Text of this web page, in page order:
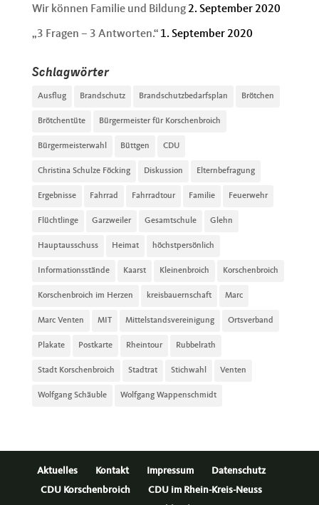
Wir können Familie und Bildung 2. September 2020
„3 Fragen – 3 Antworten.“ 1. September 2020
Schlagwörter
Ausflug Brandschutz Brandschutzbedarfsplan Brötchen
Brötchentüte Bürgermeister für Korschenbroich
Bürgermeisterwahl Büttgen CDU
Christina Schulze Föcking Diskussion Elternbefragung
Ergebnisse Fahrrad Fahrradtour Familie Feuerwehr
Flüchtlinge Garzweiler Gesamtschule Glehn
Hauptausschuss Heimat höchstpersönlich
Informationsstände Kaarst Kleinenbroich Korschenbroich
Korschenbroich im Herzen kreisbauernschaft Marc
Marc Venten MIT Mittelstandsvereinigung Ortsverband
Plakate Postkarte Rheintour Rubbelrath
Stadt Korschenbroich Stadtrat Stichwahl Venten
Wolfgang Schäuble Wolfgang Wappenschmidt
Aktuelles Kontakt Impressum
Datenschutz
CDU Korschenbroich
CDU im Rhein-Kreis-Neuss